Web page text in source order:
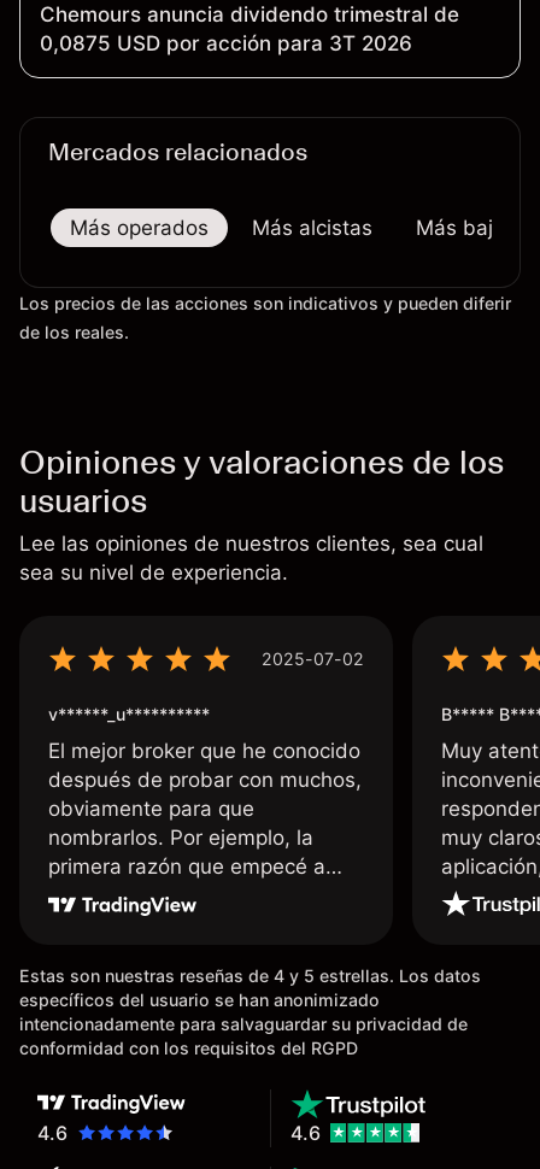
Chemours anuncia dividendo trimestral de
0,0875 USD por acción para 3T 2026
Mercados relacionados
Más operados Más alcistas Más bajistas
Los precios de las acciones son indicativos y pueden diferir
de los reales.
Opiniones y valoraciones de los
usuarios
Lee las opiniones de nuestros clientes, sea cual
sea su nivel de experiencia.
2025-07-02
v******_u**********
El mejor broker que he conocido
después de probar con muchos,
obviamente para que
nombrarlos. Por ejemplo, la
primera razón que empecé a
usar Capital fue la llegada de mi
dinero de inmediato a mi cuenta
existentes en el mercado que
tardan días o tienen mucha
burocracia; y la segunda razón,
hecho de operar en un mercado
determinado, debido a los
spread y al volumen existente.
B*****
Muy
muy
Estas son nuestras reseñas de 4 y 5 estrellas. Los datos
específicos del usuario se han anonimizado
intencionadamente para salvaguardar su privacidad de
conformidad con los requisitos del RGPD
4.6 4.6